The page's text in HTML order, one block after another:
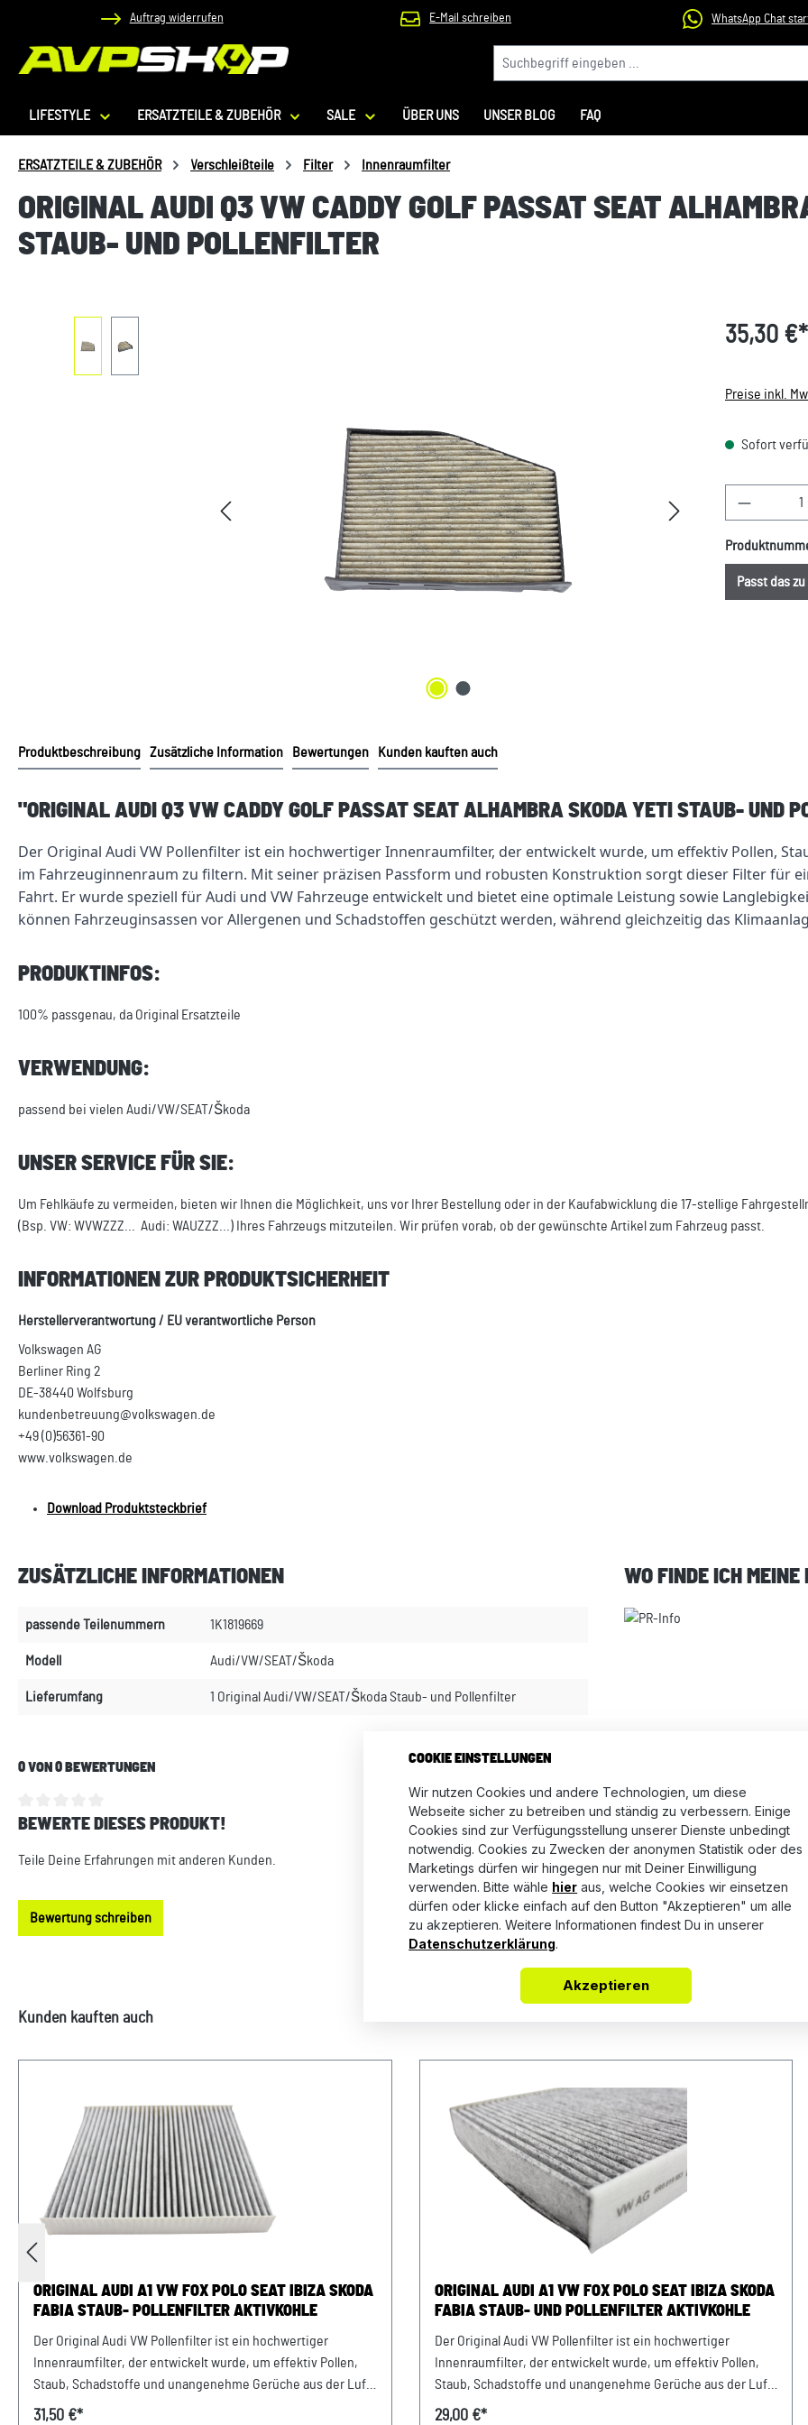
Hauptinhalt springen
Zur Suche springen
Zur Hauptnavigation springen
Auftrag widerrufen E-Mail schreiben WhatsApp Chat
LIFESTYLE ERSATZTEILE & ZUBEHÖR SALE ÜBER UNS UNSER BLOG FAQ
ERSATZTEILE & ZUBEHÖR Verschleißteile Filter Innenraumfilter
ORIGINAL AUDI Q3 VW CADDY GOLF PASSAT SEAT
STAUB- UND POLLENFILTER
35,30 €*
Preise inkl.
Sofort
Produkt
Passt das
Produktbeschreibung Zusätzliche Information Bewertungen Kunden kauften auch
"ORIGINAL AUDI Q3 VW CADDY GOLF PASSAT SEAT ALHAMBRA SKODA YETI STAUB- UND
Der Original Audi VW Pollenfilter ist ein hochwertiger Innenraumfilter, der entwickelt wurde, um effektiv Pollen,
im Fahrzeuginnenraum zu filtern. Mit seiner präzisen Passform und robusten Konstruktion sorgt dieser Filter für
Fahrt. Er wurde speziell für Audi und VW Fahrzeuge entwickelt und bietet eine optimale Leistung sowie
können Fahrzeuginsassen vor Allergenen und Schadstoffen geschützt werden, während gleichzeitig das
PRODUKTINFOS:
100% passgenau, da Original Ersatzteile
VERWENDUNG:
passend bei vielen Audi/VW/SEAT/Škoda
UNSER SERVICE FÜR SIE:
Um Fehlkäufe zu vermeiden, bieten wir Ihnen die Möglichkeit, uns vor Ihrer Bestellung oder in der Kaufabwicklung die 17-stellige
(Bsp. VW: WVWZZZ... Audi: WAUZZZ...) Ihres Fahrzeugs mitzuteilen. Wir prüfen vorab, ob der gewünschte Artikel zum Fahrzeug passt.
INFORMATIONEN ZUR PRODUKTSICHERHEIT
Herstellerverantwortung / EU verantwortliche Person
Volkswagen AG
Berliner Ring 2
DE-38440 Wolfsburg
kundenbetreuung@volkswagen.de
+49 (0)56361-90
www.volkswagen.de
Download Produktsteckbrief
ZUSÄTZLICHE INFORMATIONEN
passende Teilenummern 1K1819669
Modell Audi/VW/SEAT/Škoda
Lieferumfang 1 Original Audi/VW/SEAT/Škoda Staub- und Pollenfilter
WO FINDE ICH
0 VON 0 BEWERTUNGEN
Durchschnittliche Bewertung von 0 von 5 Sternen
BEWERTE DIESES PRODUKT!
Teile Deine Erfahrungen mit anderen Kunden.
Bewertung schreiben
Keine Bewertungen gefunden. Teile Deine Erfahrungen mit
Produktgalerie überspringen
Kunden kauften auch
ORIGINAL AUDI A1 VW FOX POLO SEAT IBIZA SKODA
FABIA STAUB- POLLENFILTER AKTIVKOHLE
Der Original Audi VW Pollenfilter ist ein hochwertiger
Innenraumfilter, der entwickelt wurde, um effektiv Pollen,
Staub, Schadstoffe und unangenehme Gerüche aus der Luft
im Fahrzeuginnenraum zu filtern. Mit seiner präzisen
31,50 €*
ORIGINAL AUDI A1 VW FOX POLO SEAT IBIZA SKODA
FABIA STAUB- UND POLLENFILTER AKTIVKOHLE
Der Original Audi VW Pollenfilter ist ein hochwertiger
Innenraumfilter, der entwickelt wurde, um effektiv Pollen,
Staub, Schadstoffe und unangenehme Gerüche aus der Luft
im Fahrzeuginnenraum zu filtern. Mit seiner präzisen
29,00 €*
COOKIE EINSTELLUNGEN
Wir nutzen Cookies und andere Technologien, um diese
Webseite sicher zu betreiben und ständig zu verbessern. Einige
Cookies sind zur Verfügungsstellung unserer Dienste unbedingt
notwendig. Cookies zu Zwecken der anonymen Statistik oder des
Marketings dürfen wir hingegen nur mit Deiner Einwilligung
verwenden. Bitte wähle hier aus, welche Cookies wir einsetzen
dürfen oder klicke einfach auf den Button "Akzeptieren" um alle
zu akzeptieren. Weitere Informationen findest Du in unserer
Datenschutzerklärung.
Akzeptieren